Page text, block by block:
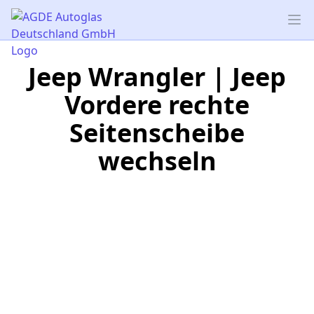
AGDE Autoglas Deutschland GmbH
Jeep Wrangler | Jeep
Vordere rechte
Seitenscheibe
wechseln